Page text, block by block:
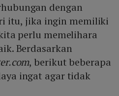
dengan
itu, jika ingin memiliki
perlu memelihara
Berdasarkan
, berikut beberapa
ingat agar tidak